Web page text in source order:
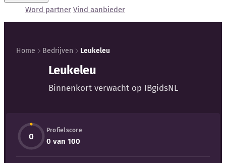
Word partner Vind aanbieder
Externe bronnen
Woordenboek
Home Bedrijven Leukeleu
Leukeleu
Binnenkort verwacht op IBgidsNL
0
Profielscore
0 van 100